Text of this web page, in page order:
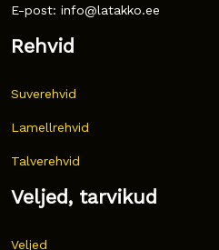
E-post: info@latakko.ee
Rehvid
Suverehvid
Lamellrehvid
Talverehvid
Veljed, tarvikud
Veljed